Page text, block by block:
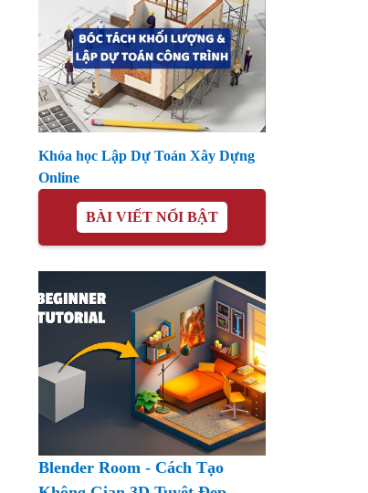
Khóa học Lập Dự Toán Xây Dựng
Online
BÀI VIẾT NỔI BẬT
Blender Room - Cách Tạo